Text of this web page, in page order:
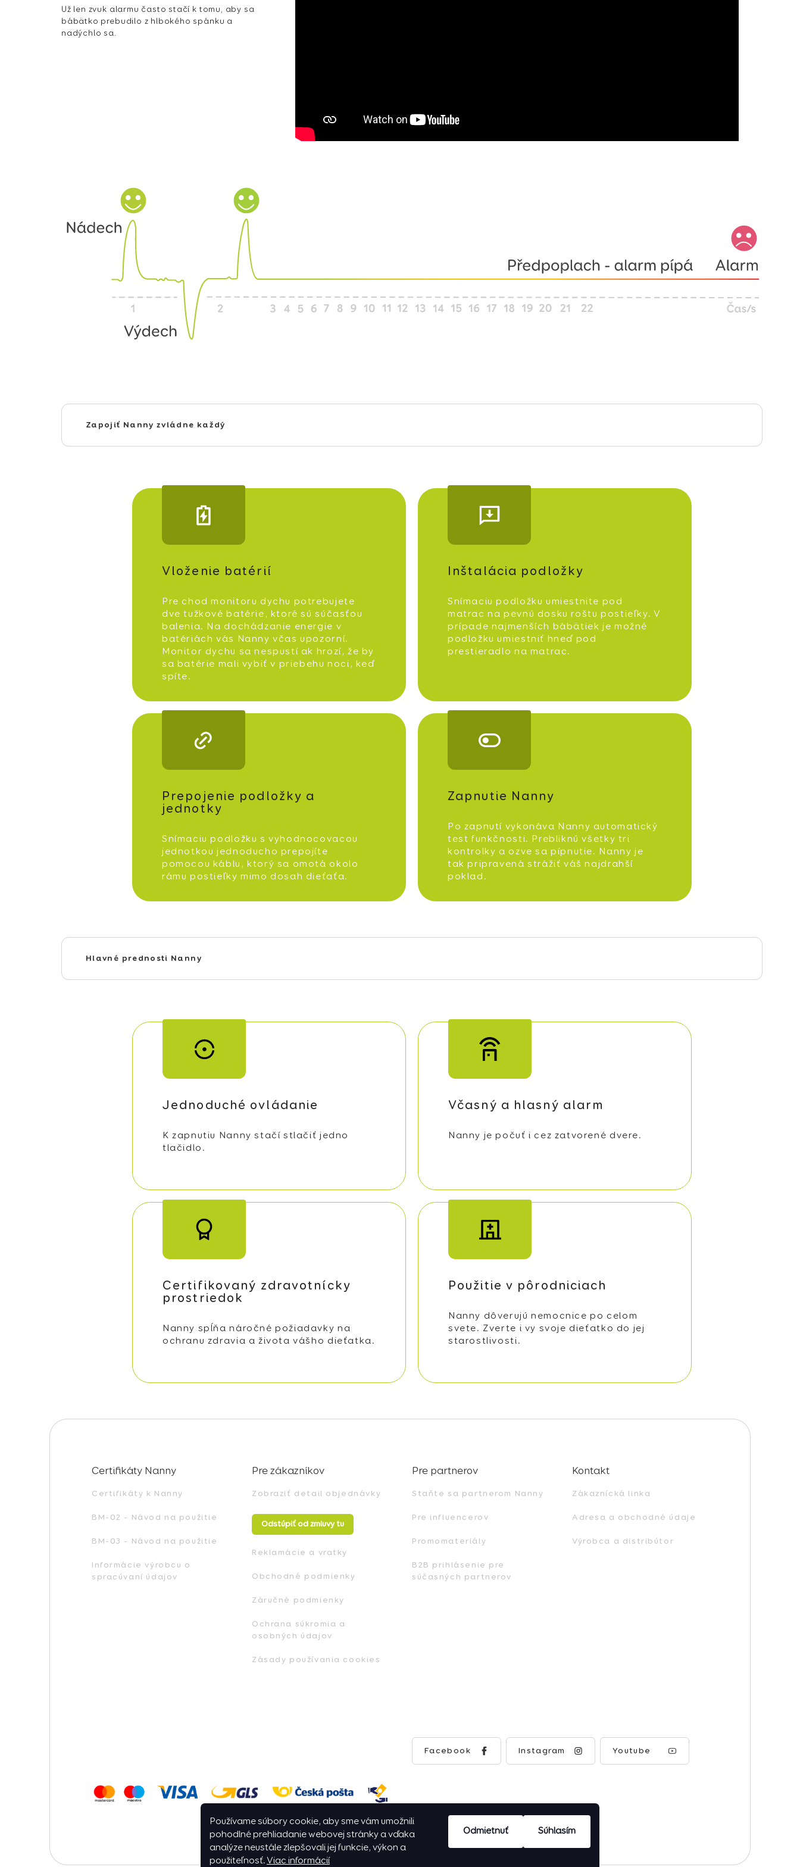
Používame súbory cookie, aby sme vám umožnili
pohodlné prehliadanie webovej stránky a vďaka
analýze neustále zlepšovali jej funkcie, výkon a
použiteľnosť. Viac informácií
Odmietnuť Súhlasím
Už len zvuk alarmu často stačí k tomu, aby sa
bábätko prebudilo z hlbokého spánku a
nadýchlo sa.
Zapojiť Nanny zvládne každý
Vloženie batérií
Pre chod monitoru dychu potrebujete
dve tužkové batérie, ktoré sú súčasťou
balenia. Na dochádzanie energie v
batériách vás Nanny včas upozorní.
Monitor dychu sa nespustí ak hrozí, že by
sa batérie mali vybiť v priebehu noci, keď
spíte.
Inštalácia podložky
Snímaciu podložku umiestnite pod
matrac na pevnú dosku roštu postieľky. V
prípade najmenších bábätiek je možné
podložku umiestniť hneď pod
prestieradlo na matrac.
Prepojenie podložky a
jednotky
Snímaciu podložku s vyhodnocovacou
jednotkou jednoducho prepojíte
pomocou káblu, ktorý sa omotá okolo
rámu postieľky mimo dosah dieťaťa.
Zapnutie Nanny
Po zapnutí vykonáva Nanny automatický
test funkčnosti. Prebliknú všetky tri
kontrolky a ozve sa pípnutie. Nanny je
tak pripravená strážiť váš najdrahší
poklad.
Hlavné prednosti Nanny
Jednoduché ovládanie
K zapnutiu Nanny stačí stlačiť jedno
tlačidlo.
Včasný a hlasný alarm
Nanny je počuť i cez zatvorené dvere.
Certifikovaný zdravotnícky
prostriedok
Nanny spĺňa náročné požiadavky na
ochranu zdravia a života vášho dieťatka.
Použitie v pôrodniciach
Nanny dôverujú nemocnice po celom
svete. Zverte i vy svoje dieťatko do jej
starostlivosti.
Certifikáty Nanny
Certifikáty k Nanny
BM-02 - Návod na použitie
BM-03 - Návod na použitie
Informácie výrobcu o
spracúvaní údajov
Pre zákazníkov
Zobraziť detail objednávky
Odstúpiť od zmluvy tu
Reklamácie a vratky
Obchodné podmienky
Záručné podmienky
Ochrana súkromia a
osobných údajov
Zásady používania cookies
Pre partnerov
Staňte sa partnerom Nanny
Pre influencerov
Promomateriály
B2B prihlásenie pre
súčasných partnerov
Kontakt
Zákaznícká linka
Adresa a obchodné údaje
Výrobca a distribútor
Facebook Instagram Youtube